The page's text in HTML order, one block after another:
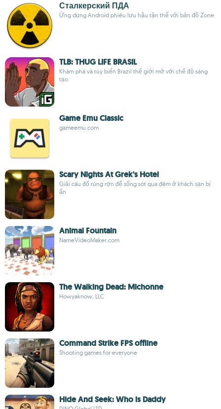
Сталкерский ПДА
Ứng dụng Android phiêu lưu hậu tận thế với bản đồ Zone
TLB: THUG LIFE BRASIL
Khám phá và tùy biến Brazil thế giới mở với chế độ sáng
tạo
Game Emu Classic
gameemu.com
Scary Nights At Grek's Hotel
Giải câu đố rùng rợn để sống sót qua đêm ở khách sạn bí
ẩn
Animal Fountain
NameVideoMaker.com
The Walking Dead: Michonne
Howyaknow, LLC
Command Strike FPS offline
Shooting games for everyone
Hide And Seek: Who is Daddy